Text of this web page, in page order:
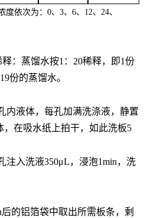
度依次为： 0、3、6、12、24、
：蒸馏水按1：20稀释，即1份
份的蒸馏水。
内液体，每孔加满洗涤液，静置
，在吸水纸上拍干，如此洗板5
注入洗液350μL，浸泡1min，洗
后的铝箔袋中取出所需板条，剩